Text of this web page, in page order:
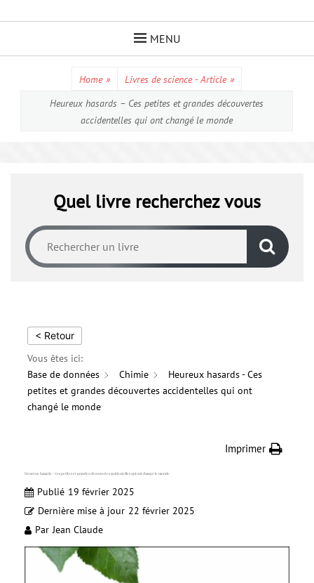
MENU
Home » Livres de science - Article »
Heureux hasards – Ces petites et grandes découvertes
accidentelles qui ont changé le monde
Quel livre recherchez vous
< Retour
Vous êtes ici:
Base de données
Chimie
Heureux hasards - Ces
petites et grandes découvertes accidentelles qui ont
changé le monde
Imprimer
Heureux hasards – Ces petites et grandes découvertes accidentelles qui ont changé le monde
Publié 19 février 2025
Dernière mise à jour 22 février 2025
Par Jean Claude